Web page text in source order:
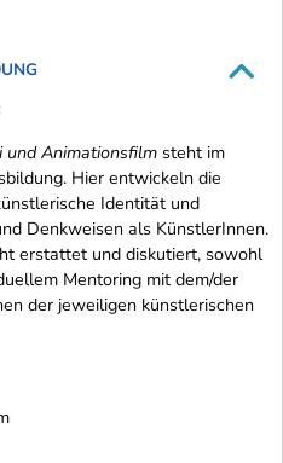
und Animationsfilm steht im
Hier entwickeln die
Identität und
Denkweisen als KünstlerInnen.
erstattet und diskutiert, sowohl
Mentoring mit dem/der
der jeweiligen künstlerischen